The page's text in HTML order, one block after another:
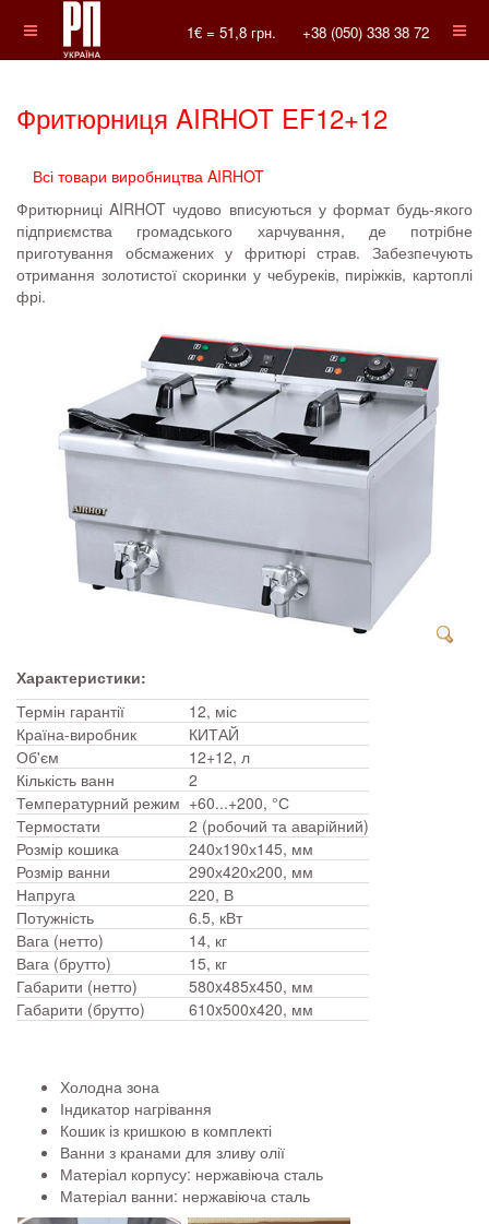
1€ = 51,8 грн. +38 (050) 338 38 72
Фритюрниця AIRHOT EF12+12
Всі товари виробництва AIRHOT
Фритюрниці AIRHOT чудово вписуються у формат будь-якого
підприємства громадського харчування, де потрібне
приготування обсмажених у фритюрі страв. Забезпечують
отримання золотистої скоринки у чебуреків, пиріжків, картоплі
фрі.
Характеристики:
Термін гарантії
12, міс
Країна-виробник
КИТАЙ
Об'єм
12+12, л
Кількість ванн
2
Температурний режим +60...+200, °С
Термостати
2 (робочий та аварійний)
Розмір кошика
240х190х145, мм
Розмір ванни
290х420х200, мм
Напруга
220, В
Потужність
6.5, кВт
Вага (нетто)
14, кг
Вага (брутто)
15, кг
Габарити (нетто)
580x485x450, мм
Габарити (брутто)
610x500x420, мм
Холодна зона
Індикатор нагрівання
Кошик із кришкою в комплекті
Ванни з кранами для зливу олії
Матеріал корпусу: нержавіюча сталь
Матеріал ванни: нержавіюча сталь